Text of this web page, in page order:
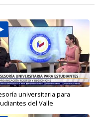
universitaria para
del Valle